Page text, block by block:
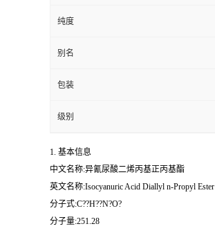
纯度
别名
包装
级别
1. 基本信息
中文名称:异氰尿酸二烯丙基正丙基酯
英文名称:Isocyanuric Acid Diallyl n-Propyl Ester
分子式:C??H??N?O?
分子量:251.28